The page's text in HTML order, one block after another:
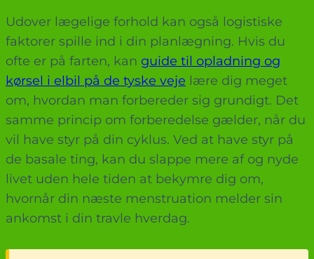
Udover lægelige forhold kan også logistiske
faktorer spille ind i din planlægning. Hvis du
ofte er på farten, kan guide til opladning og
kørsel i elbil på de tyske veje lære dig meget
om, hvordan man forbereder sig grundigt. Det
samme princip om forberedelse gælder, når du
vil have styr på din cyklus. Ved at have styr på
de basale ting, kan du slappe mere af og nyde
livet uden hele tiden at bekymre dig om,
hvornår din næste menstruation melder sin
ankomst i din travle hverdag.